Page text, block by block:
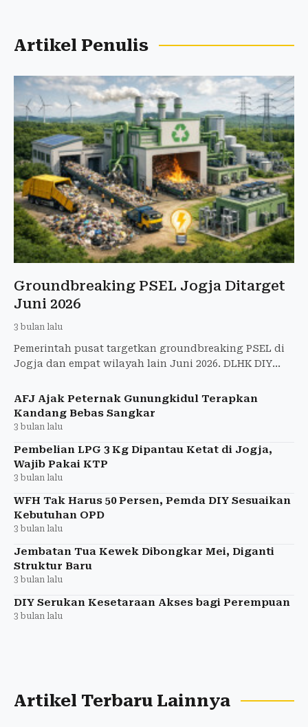
Artikel Penulis
Groundbreaking PSEL Jogja Ditarget
Juni 2026
3 bulan lalu
Pemerintah pusat targetkan groundbreaking PSEL di
Jogja dan empat wilayah lain Juni 2026. DLHK DIY
untuk atasi
AFJ Ajak Peternak Gunungkidul Terapkan
Kandang Bebas Sangkar
3 bulan lalu
Pembelian LPG 3 Kg Dipantau Ketat di Jogja,
Wajib Pakai KTP
3 bulan lalu
WFH Tak Harus 50 Persen, Pemda DIY Sesuaikan
Kebutuhan OPD
3 bulan lalu
Jembatan Tua Kewek Dibongkar Mei, Diganti
Struktur Baru
3 bulan lalu
DIY Serukan Kesetaraan Akses bagi Perempuan
3 bulan lalu
Artikel Terbaru Lainnya